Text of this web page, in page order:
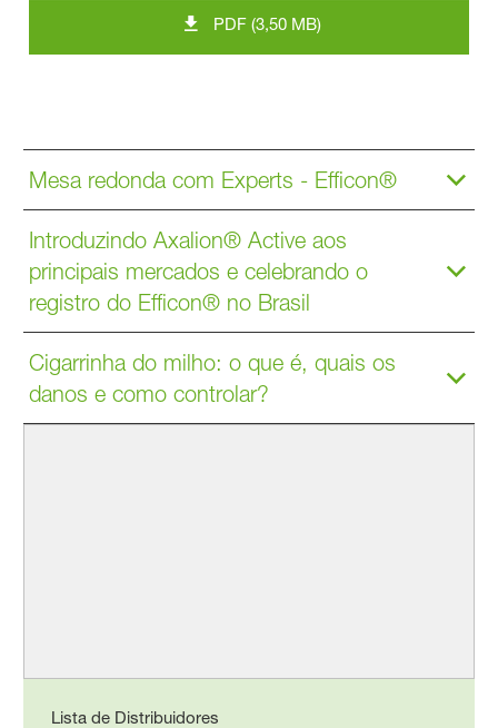
PDF (3,50 MB)
Mesa redonda com Experts - Efficon®
Introduzindo Axalion® Active aos
principais mercados e celebrando o
registro do Efficon® no Brasil
Cigarrinha do milho: o que é, quais os
danos e como controlar?
Lista de Distribuidores